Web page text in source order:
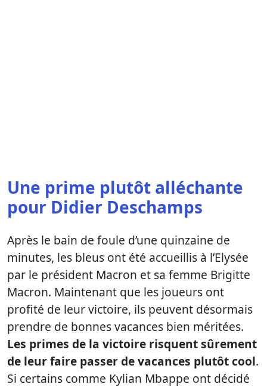
Une prime plutôt alléchante
pour Didier Deschamps
Après le bain de foule d’une quinzaine de
minutes, les bleus ont été accueillis à l’Elysée
par le président Macron et sa femme Brigitte
Macron. Maintenant que les joueurs ont
profité de leur victoire, ils peuvent désormais
prendre de bonnes vacances bien méritées.
Les primes de la victoire risquent sûrement
de leur faire passer de vacances plutôt cool.
Si certains comme Kylian Mbappe ont décidé